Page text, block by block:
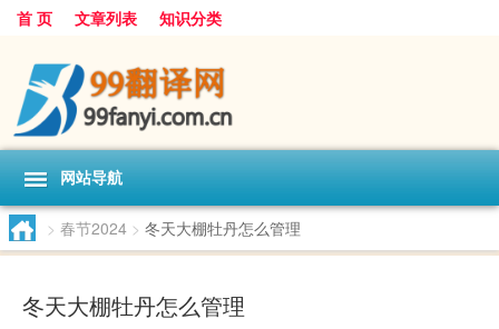
首 页 文章列表 知识分类
网站导航
> 春节2024 > 冬天大棚牡丹怎么管理
冬天大棚牡丹怎么管理